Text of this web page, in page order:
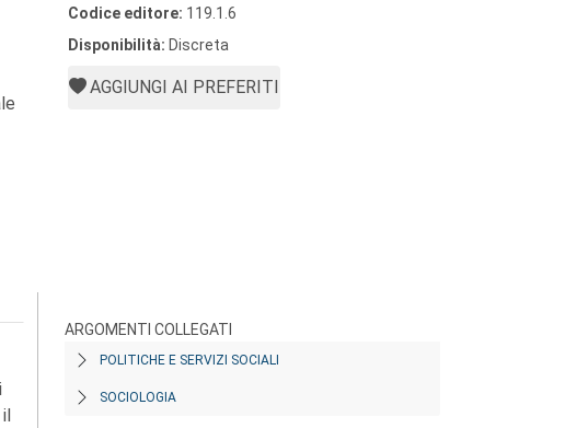
Codice editore: 119.1.6
Disponibilità: Discreta
AGGIUNGI AI PREFERITI
il
ARGOMENTI COLLEGATI
POLITICHE E SERVIZI SOCIALI
SOCIOLOGIA